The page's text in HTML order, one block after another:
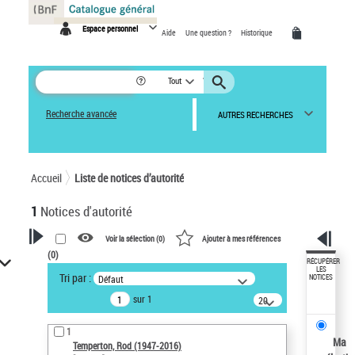
Espace personnel Aide Une question ? Historique
Tout
Recherche avancée AUTRES RECHERCHES
Accueil Liste de notices d’autorité
1 Notices d'autorité
VOTRE RECHERCHE
Recherche avancée dans les
notices d’autorité
Œuvres liées à l'auteur :
Temperton, Rod (1947-2016)
Voir la sélection (0) Ajouter à mes références
(0)
Tri par : Défaut
sur 1
20
résultats/page
1
Temperton, Rod (1947-2016)
RÉCUPÉRER
LES
NOTICES
Ma
Panneau de gestion des cookies